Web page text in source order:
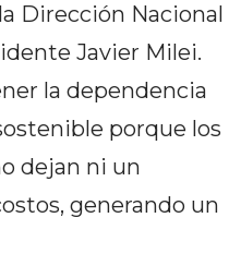
Dirección Nacional
Javier Milei.
la dependencia
porque los
dejan ni un
generando un